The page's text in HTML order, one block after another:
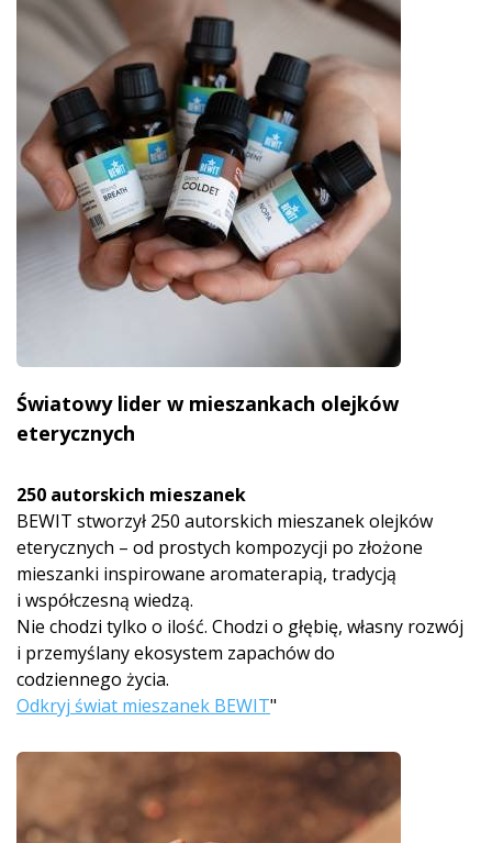
Światowy lider w mieszankach olejków
eterycznych
250 autorskich mieszanek
BEWIT stworzył 250 autorskich mieszanek olejków
eterycznych – od prostych kompozycji po złożone
mieszanki inspirowane aromaterapią, tradycją
i współczesną wiedzą.
Nie chodzi tylko o ilość. Chodzi o głębię, własny rozwój
i przemyślany ekosystem zapachów do
codziennego życia.
Odkryj świat mieszanek BEWIT"